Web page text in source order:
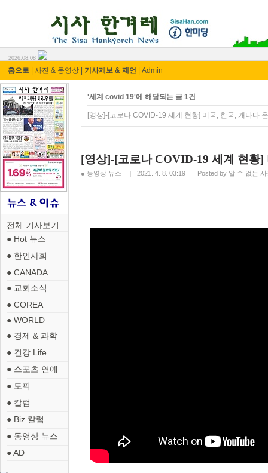
2026.08.08
홈으로 사진 & 동영상 기사제보 & 제언 Admin
전체 기사보기
● Hot 뉴스
● 한인사회
● CANADA
● 교회소식
● COREA
● WORLD
● 경제 & 과학
● 건강 Life
● 스포츠 연예
● 토픽
● 칼럼
● Biz 칼럼
● 동영상 뉴스
● AD
'세계 covid 19'에 해당되는 글 1건
[영상]-[코로나 COVID-19 세계 현황] 미국, 한국, 캐나다
[영상]-[코로나 COVID-19 세계 현황]
● 동영상 뉴스 2021. 4. 8. 03:19 Posted by 알 수 없는